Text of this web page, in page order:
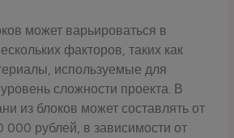
может варьироваться в
факторов, таких как
используемые для
сложности проекта. В
из блоков может составлять от
рублей, в зависимости от